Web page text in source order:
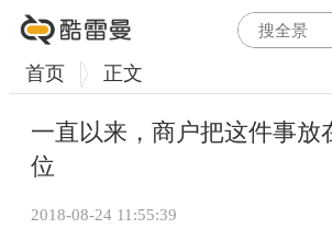
首页 正文
一直以来，商户把这件事放
位
2018-08-24 11:55:39